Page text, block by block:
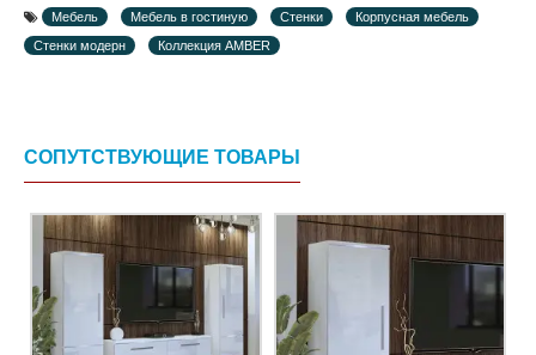
Мебель Мебель в гостиную Стенки
Корпусная мебель
Стенки модерн
Коллекция AMBER
СОПУТСТВУЮЩИЕ ТОВАРЫ